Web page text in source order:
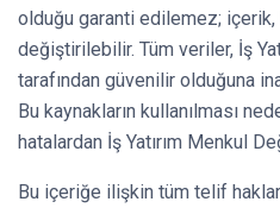
olduğu garanti edilemez;
değiştirilebilir. Tüm veriler, İş
tarafından güvenilir olduğuna
Bu kaynakların kullanılması
hatalardan İş Yatırım Menkul
Bu içeriğe ilişkin tüm telif